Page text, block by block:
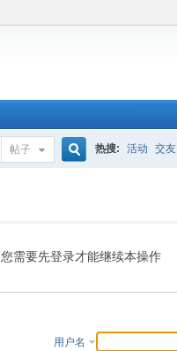
帖子
索
热搜: 活动 交友
您需要先登录才能继续本操作
用户名